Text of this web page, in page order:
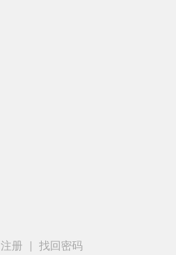
注册 | 找回密码